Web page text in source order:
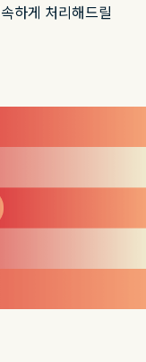
하게 처리해드릴